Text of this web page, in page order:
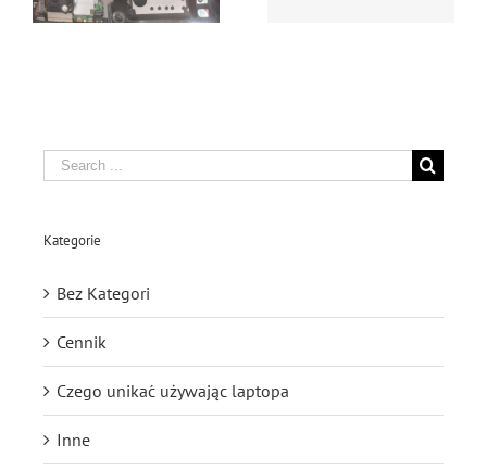
Search
for:
Kategorie
Bez Kategori
Cennik
Czego unikać używając laptopa
Inne